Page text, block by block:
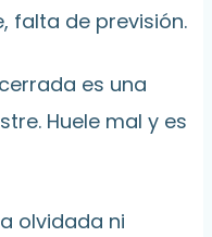
falta de previsión.
es una
Huele mal y es
olvidada ni